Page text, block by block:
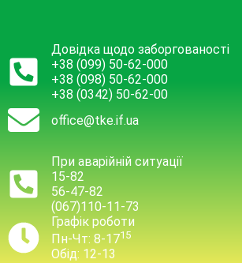
Довідка щодо заборгованості
+38 (099) 50-62-000
+38 (098) 50-62-000
+38 (0342) 50-62-00
office@tke.if.ua
При аварійній ситуації
15-82
56-47-82
(067)110-11-73
Графік роботи
Пн-Чт: 8-1715
Обід: 12-13